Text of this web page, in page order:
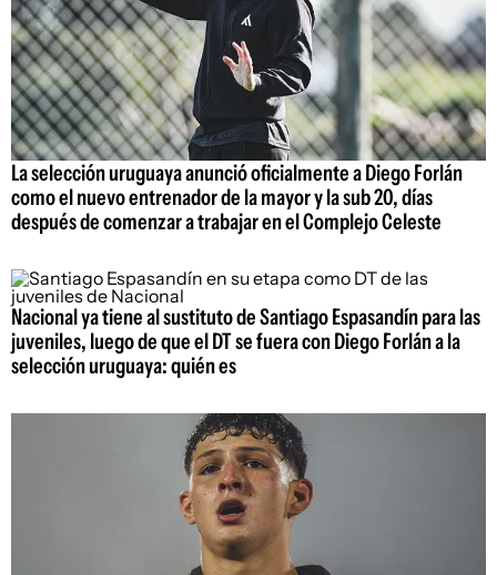
La selección uruguaya anunció oficialmente a Diego Forlán
como el nuevo entrenador de la mayor y la sub 20, días
después de comenzar a trabajar en el Complejo Celeste
Nacional ya tiene al sustituto de Santiago Espasandín para las
juveniles, luego de que el DT se fuera con Diego Forlán a la
selección uruguaya: quién es